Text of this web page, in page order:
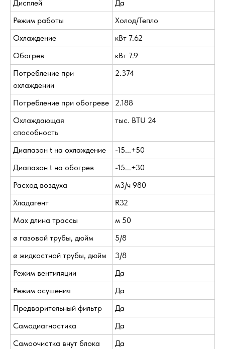
Дисплей
Да
Режим работы
Холод/Тепло
Охлаждение
кВт 7.62
Обогрев
кВт 7.9
Потребление при
охлаждении
2.374
Потребление при обогреве
2.188
Охлаждающая
способность
тыс. BTU 24
Диапазон t на охлаждение
-15...+50
Диапазон t на обогрев
-15...+30
Расход воздуха
м3/ч 980
Хладагент
R32
Max длина трассы
м 50
ø газовой трубы, дюйм
5/8
ø жидкостной трубы, дюйм
3/8
Режим вентиляции
Да
Режим осушения
Да
Предварительный фильтр
Да
Самодиагностика
Да
Самоочистка внут блока
Да